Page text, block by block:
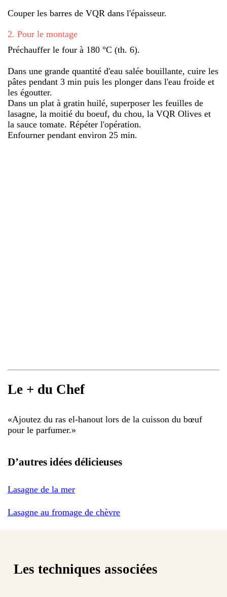
Couper les barres de VQR dans l'épaisseur.
2. Pour le montage
Préchauffer le four à 180 °C (th. 6).
Dans une grande quantité d'eau salée bouillante, cuire les
pâtes pendant 3 min puis les plonger dans l'eau froide et
les égoutter.
Dans un plat à gratin huilé, superposer les feuilles de
lasagne, la moitié du boeuf, du chou, la VQR Olives et
la sauce tomate. Répéter l'opération.
Enfourner pendant environ 25 min.
Le + du Chef
«Ajoutez du ras el-hanout lors de la cuisson du bœuf
pour le parfumer.»
D’autres idées délicieuses
Lasagne de la mer
Lasagne au fromage de chèvre
Les techniques associées